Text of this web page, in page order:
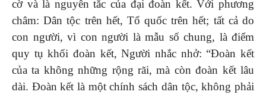
cờ và là nguyên tắc của đại đoàn kết. Với phương
châm: Dân tộc trên hết, Tổ quốc trên hết; tất cả do
con người, vì con người là mẫu số chung, là điểm
quy tụ khối đoàn kết, Người nhắc nhở: “Đoàn kết
của ta không những rộng rãi, mà còn đoàn kết lâu
dài. Đoàn kết là một chính sách dân tộc, không phải